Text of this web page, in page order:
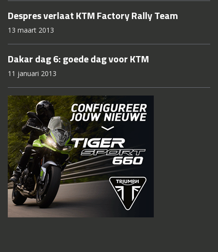
Despres verlaat KTM Factory Rally Team
13 maart 2013
Dakar dag 6: goede dag voor KTM
11 januari 2013